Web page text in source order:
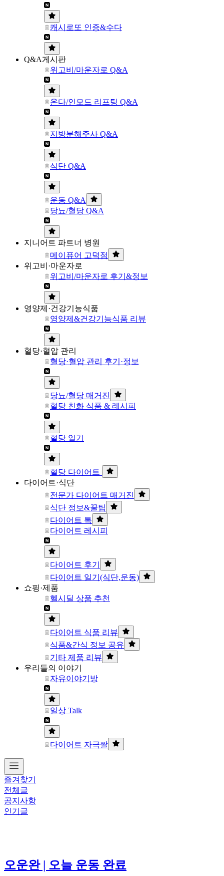
캐시로또 인증&수다
Q&A게시판
위고비/마운자로 Q&A
온다/인모드 리프팅 Q&A
지방분해주사 Q&A
식단 Q&A
운동 Q&A
당뇨/혈당 Q&A
지니어트 파트너 병원
메이퓨어 고덕점
위고비·마운자로
위고비/마운자로 후기&정보
영양제·건강기능식품
영양제&건강기능식품 리뷰
혈당·혈압 관리
혈당·혈압 관리 후기·정보
당뇨/혈당 매거진
혈당 친화 식품 & 레시피
혈당 일기
혈당 다이어트
다이어트·식단
전문가 다이어트 매거진
식단 정보&꿀팁
다이어트 톡
다이어트 레시피
다이어트 후기
다이어트 일기(식단,운동)
쇼핑·제품
헬시딜 상품 추천
다이어트 식품 리뷰
식품&간식 정보 공유
기타 제품 리뷰
우리들의 이야기
자유이야기방
일상 Talk
다이어트 자극짤
즐겨찾기
전체글
공지사항
인기글
오운완 | 오늘 운동 완료